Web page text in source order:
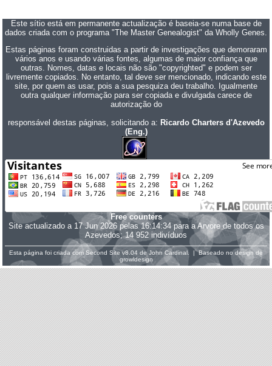
Este sítio está em permanente actualização é baseia-se numa base de
dados criada com o programa "The Master Genealogist" da Wholly Genes.
Estas páginas foram construidas a partir de investigações que demoraram
vários anos e usando várias fontes, algumas de maior confiança que
outras. Nomes, datas e locais não são "copyrighted" e podem ser
livremente copiados. No entanto, tal deve ser mencionado, indicando este
site, por quem as usar, pois a sua pesquiza deu trabalho. Igualmente
outra qualquer informação para ser copiada e divulgada carece de
autorização do
responsável destas páginas, solicitando a: Ricardo Charters d'Azevedo
(Eng.)
Free counters
Site actualizado a 17 Jun 2026 pelas 16:14:34 para a Arvore de todos os
Azevedos; 14 952 indivíduos
Esta página foi criada com Second Sitev8.04 deJohn Cardinal. | Baseado no design de
growldesign